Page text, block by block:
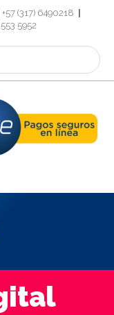
| +57 (317) 6490218
553 5952